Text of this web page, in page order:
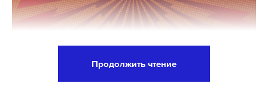
Подпишитесь на Daily Storm вMAX. Он
работает там, где тормозит интернет.
Макс Telegram
Продолжить чтение